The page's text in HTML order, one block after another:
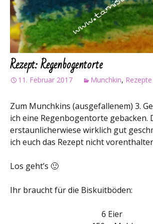
Rezept: Regenbogentorte
11. Februar 2017 Munchkin,
Zum Munchkins (ausgefallenem) 3.
ich eine Regenbogentorte gebacken.
erstaunlicherwiese wirklich gut
ich euch das Rezept nicht
Los geht’s 🙂
Ihr braucht für die Biskuitböden:
6 Eier